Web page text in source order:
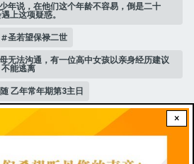
×
年说，在他们这个年龄不容易，倒是二十
上这项疑惑。
圣若望保禄二世
无法沟通，有一位高中女孩以亲身经历建议
能逃离
乙年常年期第3主日
媚中带点邪恶，身上穿著宫廷的小丑服，整
WITH US!